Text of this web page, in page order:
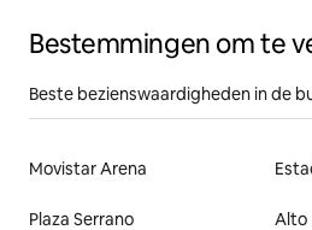
Bestemmingen om te
Beste bezienswaardigheden in de
Movistar Arena
Plaza Serrano Alto